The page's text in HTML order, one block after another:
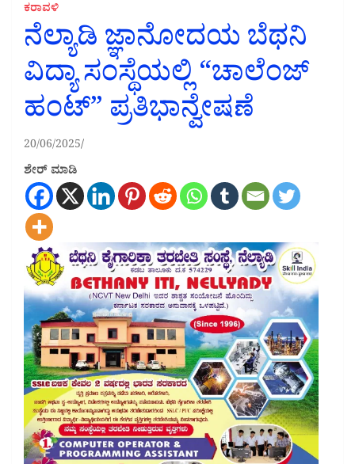
ಕರಾವಳಿ
ನೆಲ್ಯಾಡಿ ಜ್ಞಾನೋದಯ ಬೆಥನಿ
ವಿದ್ಯಾ ಸಂಸ್ಥೆಯಲ್ಲಿ “ಚಾಲೆಂಜ್
ಹಂಟ್” ಪ್ರತಿಭಾನ್ವೇಷಣೆ
20/06/2025
ಶೇರ್ ಮಾಡಿ